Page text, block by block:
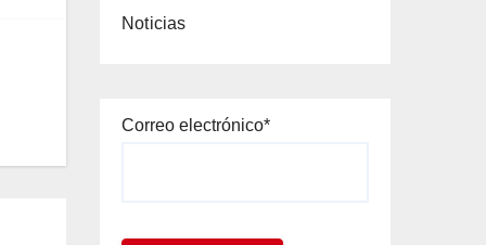
Noticias
Correo electrónico*